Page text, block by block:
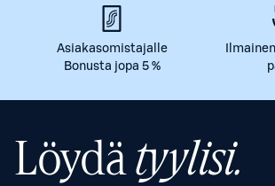
Asiakasomistajalle
Bonusta jopa 5 %
Löydätyylisi.